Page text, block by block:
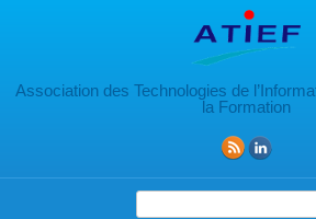
Association des Technologies de
la Formation
Formulaire de